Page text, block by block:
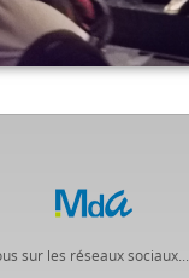
sur les réseaux sociaux...